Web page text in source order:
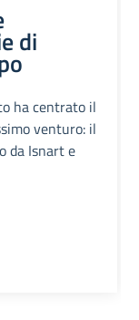
di
ha centrato il
venturo: il
da Isnart e